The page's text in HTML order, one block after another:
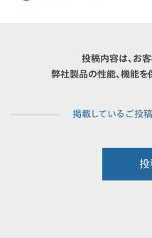
投稿内容は、お
弊社製品の性能、機能を
投